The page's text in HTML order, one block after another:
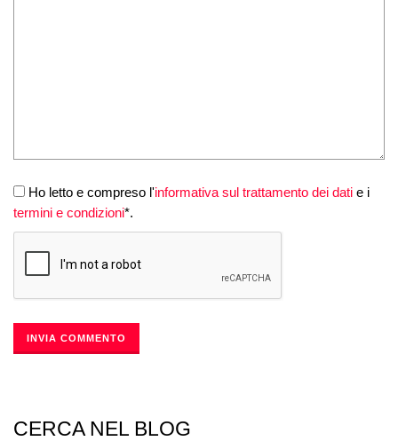
Ho letto e compreso l'informativa sul trattamento dei dati e i
termini e condizioni*.
CERCA NEL BLOG